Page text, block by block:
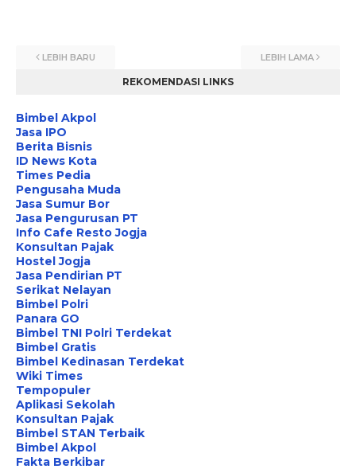
LEBIH BARU LEBIH LAMA
REKOMENDASI LINKS
Bimbel Akpol
Jasa IPO
Berita Bisnis
ID News Kota
Times Pedia
Pengusaha Muda
Jasa Sumur Bor
Jasa Pengurusan PT
Info Cafe Resto Jogja
Konsultan Pajak
Hostel Jogja
Jasa Pendirian PT
Serikat Nelayan
Bimbel Polri
Panara GO
Bimbel TNI Polri Terdekat
Bimbel Gratis
Bimbel Kedinasan Terdekat
Wiki Times
Tempopuler
Aplikasi Sekolah
Konsultan Pajak
Bimbel STAN Terbaik
Bimbel Akpol
Fakta Berkibar